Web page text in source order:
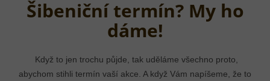
Šibeniční termín? My ho
dáme!
Když to jen trochu půjde, tak uděláme všechno proto,
abychom stihli termín vaší akce. A když Vám napíšeme, že to